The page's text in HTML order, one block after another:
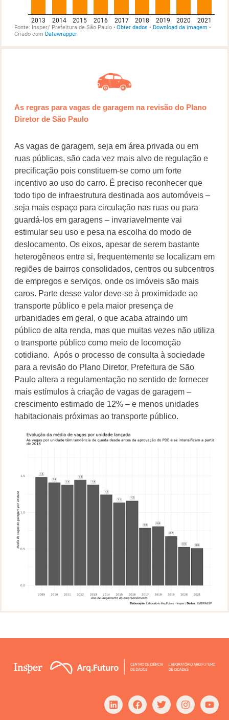
As regras para vagas de garagem na revisão do Plano
Diretor de São Paulo
As vagas de garagem, seja em área privada ou em
ruas públicas, são cada vez mais alvo de regulação e
precificação pois constituem-se como um forte
incentivo ao uso do carro. É preciso reconhecer que
todo tipo de infraestrutura destinada aos automóveis –
seja mais espaço para circulação nas ruas ou para
guardá-los em garagens – invariavelmente vai
estimular seu uso e pesa na escolha do modo de
deslocamento. Os eixos, apesar de serem bastante
heterogêneos entre si, frequentemente se localizam em
regiões de bairros consolidados, centros ou subcentros
de empregos e serviços, onde os imóveis são mais
caros. Parte desse valor deve-se à proximidade ao
transporte público e pela maior presença de
urbanidades em geral, o que acaba atraindo um
público de alta renda, mas que muitas vezes não utiliza
o transporte público como meio de locomoção
cotidiano. Após o processo de consulta à sociedade
para a revisão do Plano Diretor, Prefeitura de São
Paulo altera a regulamentação no sentido de fornecer
mais estímulos à criação de vagas de garagem –
crescimento estimado de 12% – e menos unidades
habitacionais próximas ao transporte público.